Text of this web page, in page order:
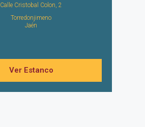
Calle Cristobal Colon, 2
Torredonjimeno
Jaén
Ver Estanco